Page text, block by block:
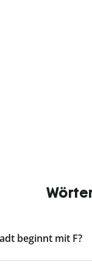
beginnt mit F?